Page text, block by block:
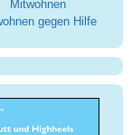
gegen Hilfe